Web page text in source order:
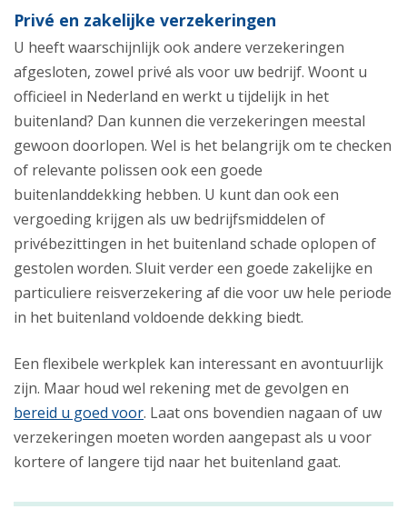
Privé en zakelijke verzekeringen
U heeft waarschijnlijk ook andere verzekeringen
afgesloten, zowel privé als voor uw bedrijf. Woont u
officieel in Nederland en werkt u tijdelijk in het
buitenland? Dan kunnen die verzekeringen meestal
gewoon doorlopen. Wel is het belangrijk om te checken
of relevante polissen ook een goede
buitenlanddekking hebben. U kunt dan ook een
vergoeding krijgen als uw bedrijfsmiddelen of
privébezittingen in het buitenland schade oplopen of
gestolen worden. Sluit verder een goede zakelijke en
particuliere reisverzekering af die voor uw hele periode
in het buitenland voldoende dekking biedt.
Een flexibele werkplek kan interessant en avontuurlijk
zijn. Maar houd wel rekening met de gevolgen en
bereid u goed voor. Laat ons bovendien nagaan of uw
verzekeringen moeten worden aangepast als u voor
kortere of langere tijd naar het buitenland gaat.